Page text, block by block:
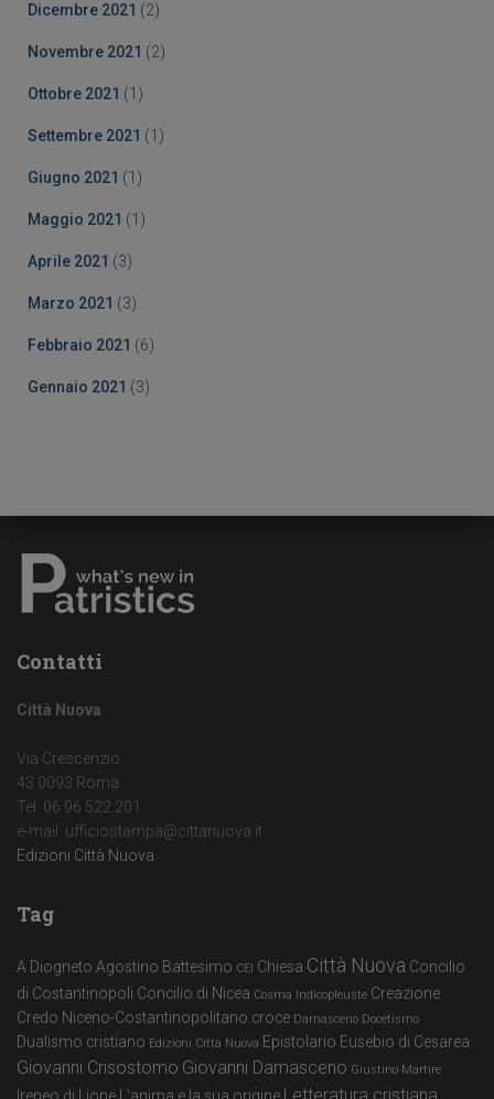
Dicembre 2021 (2)
Novembre 2021 (2)
Ottobre 2021 (1)
Settembre 2021 (1)
Giugno 2021 (1)
Maggio 2021 (1)
Aprile 2021 (3)
Marzo 2021 (3)
Febbraio 2021 (6)
Gennaio 2021 (3)
Contatti
Città Nuova
Via Crescenzio
43 0093 Roma
Tel. 06 96 522 201
e-mail: ufficiostampa@cittanuova.it
Edizioni Città Nuova
Tag
A Diogneto Agostino Battesimo CEI Chiesa Città Nuova Concilio
di Costantinopoli Concilio di Nicea Cosma Indicopleuste Creazione
Credo Niceno-Costantinopolitano croce Damasceno Docetismo
Dualismo cristiano Edizioni Città Nuova Epistolario Eusebio di Cesarea
Giovanni Crisostomo Giovanni Damasceno Giustino Martire